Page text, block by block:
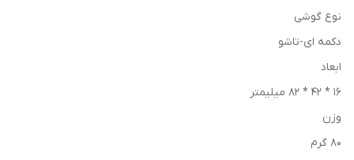
نوع گوشی
دکمه ای-تاشو
ابعاد
16 * 42 * 82 میلیمتر
وزن
80 گرم